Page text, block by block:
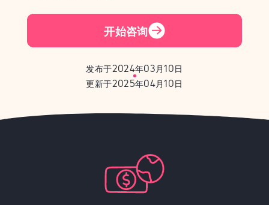
开始咨询
发布于2024年03月10日
更新于2025年04月10日